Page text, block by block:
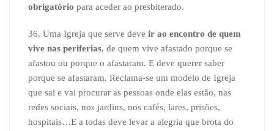
obrigatório para aceder ao presbiterado.
36. Uma Igreja que serve deve ir ao encontro de quem
vive nas periferias, de quem vive afastado porque se
afastou ou porque o afastaram. E deve querer saber
porque se afastaram. Reclama-se um modelo de Igreja
que sai e vai procurar as pessoas onde elas estão, nas
redes sociais, nos jardins, nos cafés, lares, prisões,
hospitais…E a todas deve levar a alegria que brota do